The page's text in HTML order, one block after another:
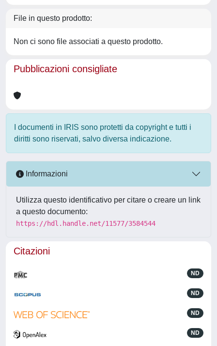
File in questo prodotto:
Non ci sono file associati a questo prodotto.
Pubblicazioni consigliate
I documenti in IRIS sono protetti da copyright e tutti i
diritti sono riservati, salvo diversa indicazione.
Informazioni
Utilizza questo identificativo per citare o creare un link
a questo documento:
https://hdl.handle.net/11577/3584544
Citazioni
ND
ND
ND
ND